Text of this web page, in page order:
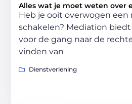
Alles wat je moet weten over
Heb je ooit overwogen een
schakelen? Mediation
voor de gang naar de
vinden van
Dienstverlening